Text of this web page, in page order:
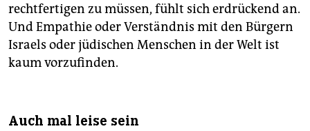
rechtfertigen zu müssen, fühlt sich erdrückend an.
Und Empathie oder Verständnis mit den Bürgern
Israels oder jüdischen Menschen in der Welt ist
kaum vorzufinden.
Auch mal leise sein